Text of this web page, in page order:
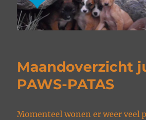
Maandoverzicht
PAWS-PATAS
Momenteel wonen er weer veel